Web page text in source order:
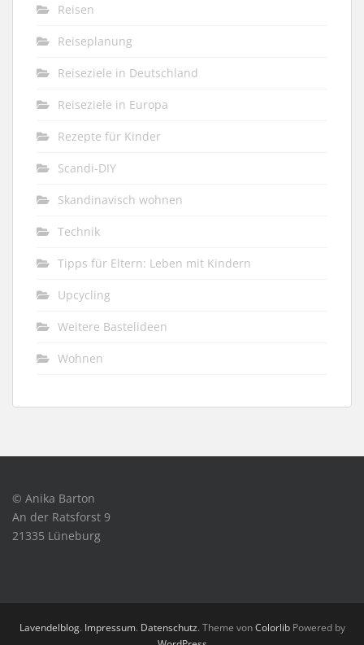
Reisen
Reiseplanung
Reiseziele in Deutschland
Reiseziele in Europa
Rezepte für Kinder
Scandi-DIY
Skandinavisch wohnen
Technik
Tipps für Eltern: Leben mit Kindern
Upcycling
Weitere Bastelideen
Wohnen
© Anika Barton
An der Ratsforst 9
21335 Lüneburg
Lavendelblog. Impressum. Datenschutz. Theme vonColorlibPowered by